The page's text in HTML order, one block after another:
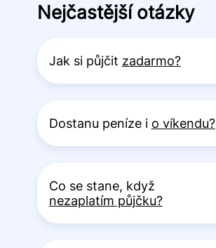
Nejčastější otázky
Jak si půjčit zadarmo?
Dostanu peníze i o víkendu?
Co se stane, když
nezaplatím půjčku?